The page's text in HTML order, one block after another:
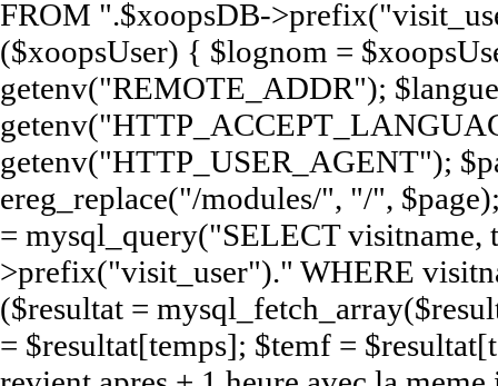
FROM ".$xoopsDB-
($xoopsUser) { $lognom =
getenv("REMOTE_ADDR");
getenv("HTTP_USER_AGENT");
ereg_replace("/modules/", "/",
= mysql_query("SELECT visitname,
>prefix("visit_user")." WHERE
($resultat =
= $resultat[temps]; $temf =